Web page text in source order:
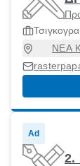
ΝΕΑ
Ad
2.